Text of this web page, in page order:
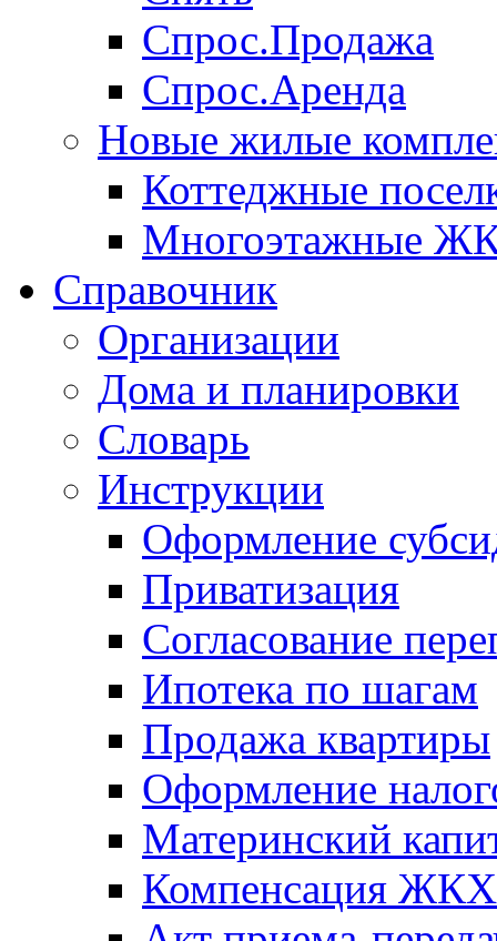
Спрос.Продажа
Спрос.Аренда
Новые жилые
Коттеджные
Многоэтажные
Справочник
Организации
Дома и планировки
Словарь
Инструкции
Оформление
Приватизация
Согласование
Ипотека по шагам
Продажа квартиры
Оформление
Материнский
Компенсация ЖКХ